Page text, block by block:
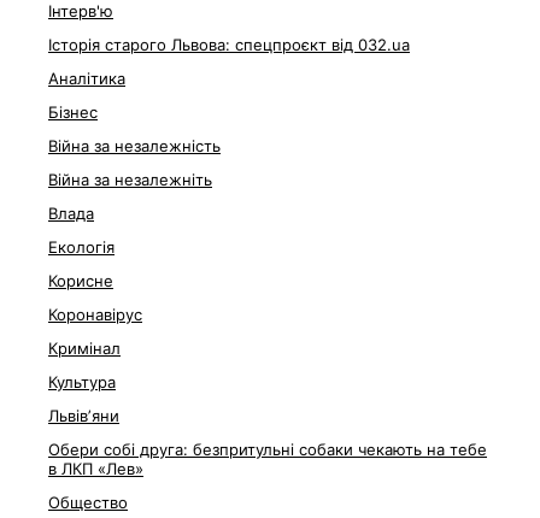
Інтерв'ю
Історія старого Львова: спецпроєкт від 032.ua
Аналітика
Бізнес
Війна за незалежність
Війна за незалежніть
Влада
Екологія
Корисне
Коронавірус
Кримінал
Культура
Львівʼяни
Обери собі друга: безпритульні собаки чекають на тебе
в ЛКП «Лев»
Общество